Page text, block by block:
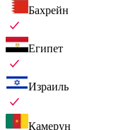
Бахрейн
Египет
Израиль
Камерун